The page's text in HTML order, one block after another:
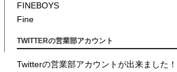
FINEBOYS
Fine
TWITTERの営業部アカウント
Twitterの営業部アカウントが出来ました！